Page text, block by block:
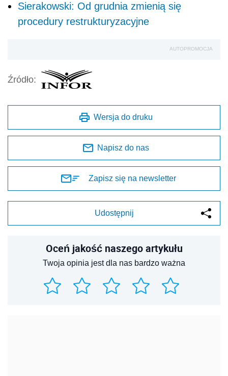
Sierakowski: Od grudnia zmienią się
procedury restrukturyzacyjne
AUTOPROMOCJA
Źródło:
Wersja do druku
Napisz do nas
Zapisz się na newsletter
Udostępnij
Oceń jakość naszego artykułu
Twoja opinia jest dla nas bardzo ważna